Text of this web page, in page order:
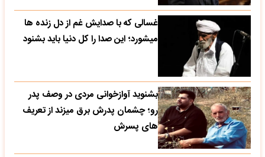
غسالی که با صدایش غم از دل زنده ها
میشورد؛ این صدا را کل دنیا باید بشنود
بشنوید آوازخوانی مردی در وصف پدر
رو؛ چشمان پدرش برق میزند از تعریف
های پسرش